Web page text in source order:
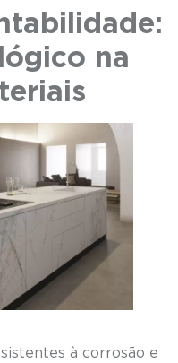
na
à corrosão e